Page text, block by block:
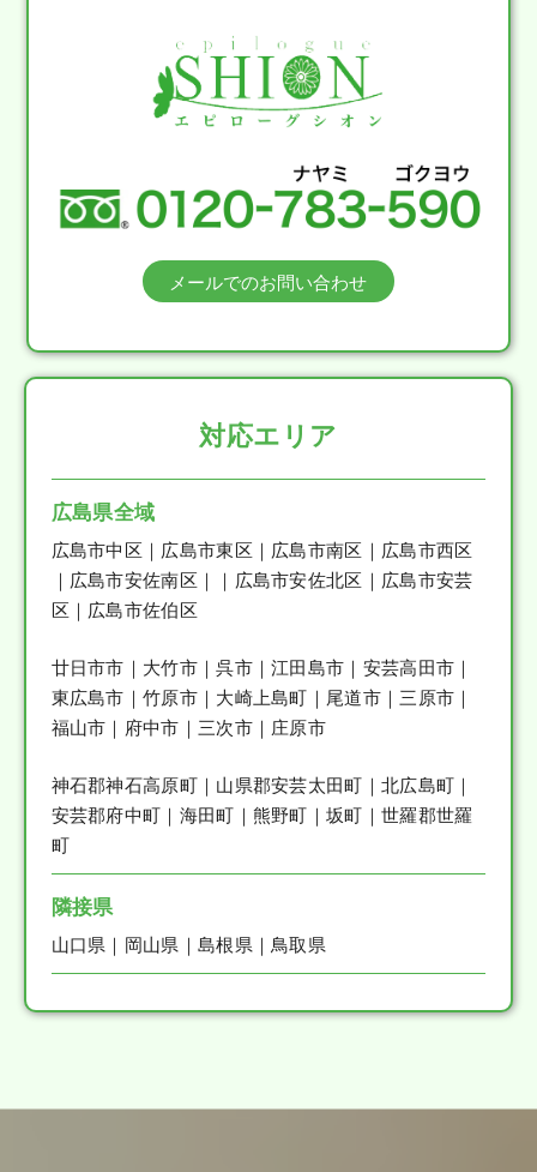
メールでのお問い合わせ
対応エリア
広島県全域
広島市中区｜広島市東区｜広島市南区｜広島市西区
｜広島市安佐南区｜｜広島市安佐北区｜広島市安芸
区｜広島市佐伯区
廿日市市｜大竹市｜呉市｜江田島市｜安芸高田市｜
東広島市｜竹原市｜大崎上島町｜尾道市｜三原市｜
福山市｜府中市｜三次市｜庄原市
神石郡神石高原町｜山県郡安芸太田町｜北広島町｜
安芸郡府中町｜海田町｜熊野町｜坂町｜世羅郡世羅
町
隣接県
山口県｜岡山県｜島根県｜鳥取県